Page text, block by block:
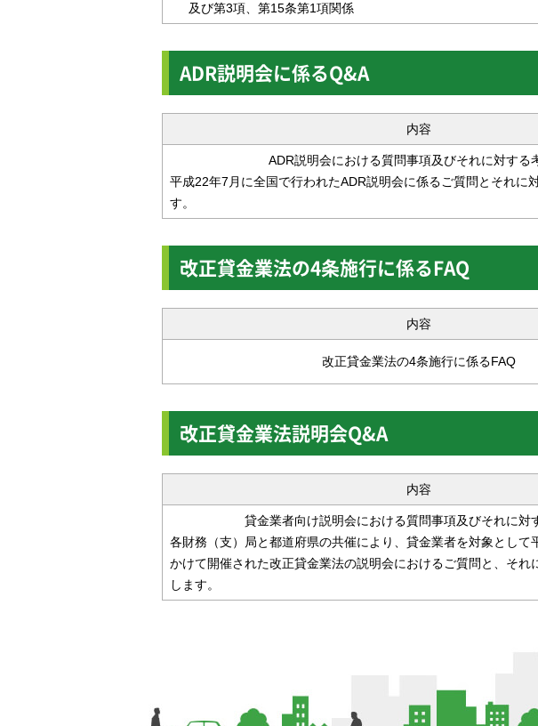
及び第3項、第15条第1項関係
ADR説明会に係るQ&A
内容
ADR説明会における質問事項及びそれに対する
平成22年7月に全国で行われたADR説明会に係るご質問とそれに
す。
改正貸金業法の4条施行に係るFAQ
内容
改正貸金業法の4条施行に係るFAQ
改正貸金業法説明会Q&A
内容
貸金業者向け説明会における質問事項及びそれに対
各財務（支）局と都道府県の共催により、貸金業者を対象として
かけて開催された改正貸金業法の説明会におけるご質問と、それ
します。